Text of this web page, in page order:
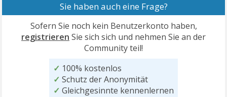
Sie haben auch eine Frage?
Sofern Sie noch kein Benutzerkonto haben,
registrieren Sie sich sich und nehmen Sie an der
Community teil!
✓ 100% kostenlos
✓ Schutz der Anonymität
✓ Gleichgesinnte kennenlernen